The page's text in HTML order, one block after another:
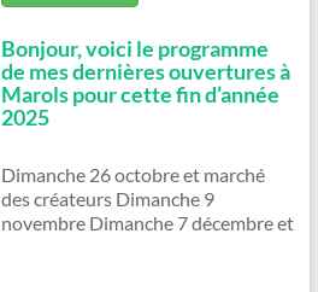
Bonjour, voici le programme
de mes dernières ouvertures à
Marols pour cette fin d’année
2025
Dimanche 26 octobre et marché
des créateurs Dimanche 9
novembre Dimanche 7 décembre et